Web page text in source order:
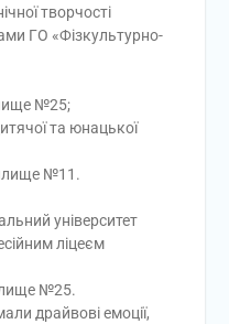
творчості
ГО «Фізкультурно-
№25;
та юнацької
№11.
університет
ліцеєм
№25.
драйвові емоції,